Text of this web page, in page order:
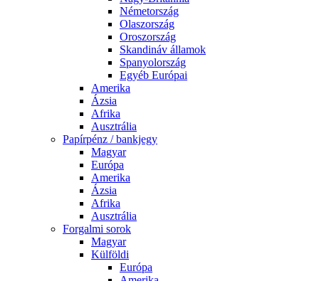
Németország
Olaszország
Oroszország
Skandináv államok
Spanyolország
Egyéb Európai
Amerika
Ázsia
Afrika
Ausztrália
Papírpénz / bankjegy
Magyar
Európa
Amerika
Ázsia
Afrika
Ausztrália
Forgalmi sorok
Magyar
Külföldi
Európa